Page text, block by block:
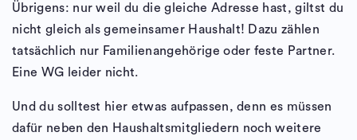
Übrigens: nur weil du die gleiche Adresse hast, giltst du
nicht gleich als gemeinsamer Haushalt! Dazu zählen
tatsächlich nur Familienangehörige oder feste Partner.
Eine WG leider nicht.
Und du solltest hier etwas aufpassen, denn es müssen
dafür neben den Haushaltsmitgliedern noch weitere